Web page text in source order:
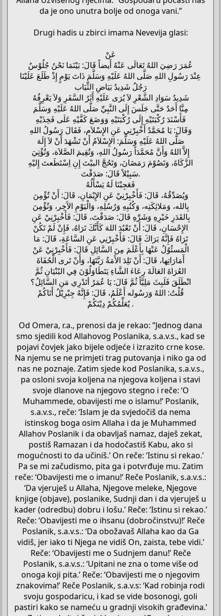
da je ono unutra bolje od onoga vani.”
Drugi hadis u zbirci imama Nevevija glasi:
عَنْ
عُمَرَ رَضِيَ اللهُ تَعَالَى عَنْهُ أَيضاً قَالَ: بَيْنَمَا نَحْنُ جُلُوْسٌ
عِنْدَ رَسُولِ اللهِ صَلَّى اللهُ عَلَيْهِ وَسَلَّمَ ذَاتَ يَوْمٍ إِذْ طَلَعَ عَلَيْنَا
رَجُلٌ شَدِيدُ بَيَاضِ الثِّيَاب
شَدِيدُ سَوَادِ الشَّعْرِ لاَ يُرَى عَلَيْهِ أَثَرُ السَّفَرِ وَلاَ يَعْرِفُهُ
مِنَّا أَحَدٌ حَتَّى جَلَسَ إِلَى النَّبِيِّ صَلَّى اللهُ عَلَيْهِ وَسَلَّمَ
فَأَسْنَدَ رُكْبَتَيْهِ إِلَى رُكْبَتَيْهِ وَوَضَعَ كَفَّيْهِ عَلَى فَخِذَيْهِ
وَقَالَ: يَا مُحَمَّدُ أَخْبِرْنِي عَنِ الإِسْلاَم، فَقَالَ رَسُولُ اللهِ
صَلَّى اللهُ عَلَيْهِ وَسَلَّمَ: الإِسْلاَمُ أَنْ تَشْهَدَ أَنْ لاَ إِلَهَ
إِلاَّ اللهُ وَأَنَّ مُحَمَّدَاً رَسُولُ اللهِ، وَتُقِيمَ الصَّلاَة، وَتُؤْتِيَ
الزَّكَاةَ، وَتَصُوْمَ رَمَضَانَ، وَتَحُجَّ البيْتَ إِنِ اِسْتَطَعتَ إِليْهِ
سَبِيْلاً قَالَ: صَدَقْتَ.
فَعَجِبْنَا لَهُ يَسْأَلُهُ
وَيُصَدِّقُهُ، قَالَ: فَأَخْبِرْنِيْ عَنِ الإِيْمَانِ، قَالَ: أَنْ تُؤْمِنَ
بِالله، وَمَلائِكَتِه، وَكُتُبِهِ وَرُسُلِهِ، وَالْيَوْمِ الآَخِر، وَتُؤْمِنَ
بِالقَدَرِ خَيْرِهِ وَشَرِّهِ قَالَ: صَدَقْتَ، قَالَ: فَأَخْبِرْنِيْ عَنِ
الإِحْسَانِ، قَالَ: أَنْ تَعْبُدَ اللهَ كَأَنَّكَ تَرَاهُ، فَإِنْ لَمْ تَكُنْ
تَرَاهُ فَإِنَّهُ يَرَاكَ قَالَ: فَأَخْبِرْنِي عَنِ السَّاعَةِ، قَالَ: مَا
الْمَسئُوُلُ عَنْهَا بِأَعْلَمَ مِنَ السَّائِلِ قَالَ: فَأَخْبِرْنِيْ عَنْ
أَمَارَاتِها، قَالَ: أَنْ تَلِدَ الأَمَةُ رَبَّتَهَا، وَأَنْ تَرى الْحُفَاةَ
العُرَاةَ العَالَةَ رِعَاءَ الشَّاءِ يَتَطَاوَلُوْنَ فِي البُنْيَانِ ثُمَّ
انْطَلَقَ فَلَبِثَ مَلِيَّاً ثُمَّ قَالَ: يَا عُمَرُ أتَدْرِي مَنِ السَّائِلُ؟
قُلْتُ: اللهُ وَرَسُوله أَعْلَمُ، قَالَ: فَإِنَّهُ جِبْرِيْلُ أَتَاكُمْ
يُعَلِّمُكُمْ دِيْنَكُمْ .
Od Omera, r.a., prenosi da je rekao: ”Jednog dana
smo sjedili kod Allahovog Poslanika, s.a.v.s., kad se
pojavi čovjek jako bijele odjeće i izrazito crne kose.
Na njemu se ne primjeti trag putovanja i niko ga od
nas ne poznaje. Zatim sjede kod Poslanika, s.a.v.s.,
pa osloni svoja koljena na njegova koljena i stavi
svoje dlanove na njegovo stegno i reče: ‘O
Muhammede, obavijesti me o islamu!’ Poslanik,
s.a.v.s., reče: ‘Islam je da svjedočiš da nema
istinskog boga osim Allaha i da je Muhammed
Allahov Poslanik i da obavljaš namaz, daješ zekat,
postiš Ramazan i da hodočastiš Kabu, ako si
mogućnosti to da učiniš.’ On reče: ‘Istinu si rekao.’
Pa se mi začudismo, pita ga i potvrđuje mu. Zatim
reče: ‘Obavijesti me o imanu!’ Reče Poslanik, s.a.v.s.:
‘Da vjeruješ u Allaha, Njegove meleke, Njegove
knjige (objave), poslanike, Sudnji dan i da vjeruješ u
kader (odredbu) dobru i lošu.’ Reče: ‘Istinu si rekao.’
Reče: ‘Obavijesti me o ihsanu (dobročinstvu)!’ Reče
Poslanik, s.a.v.s.: ‘Da obožavaš Allaha kao da Ga
vidiš, jer iako ti Njega ne vidiš On, zaista, tebe vidi.’
Reče: ‘Obavijesti me o Sudnjem danu!’ Reče
Poslanik, s.a.v.s.: ‘Upitani ne zna o tome više od
onoga koji pita.’ Reče: ‘Obavijesti me o njegovim
znakovima!’ Reče Poslanik, s.a.v.s: ‘Kad robinja rodi
svoju gospodaricu, i kad se vide bosonogi, goli
pastiri kako se nameću u gradnji visokih građevina.’